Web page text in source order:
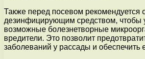
Также перед посевом рекомендуется
дезинфицирующим средством, чтобы
возможные болезнетворные
вредители. Это позволит
заболеваний у рассады и обеспечить